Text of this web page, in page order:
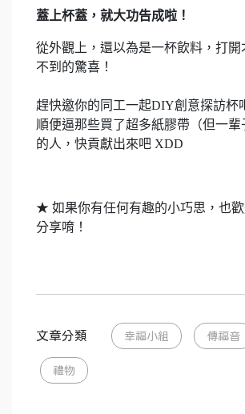
蓋上杯蓋，就大功告成啦！
從外觀上，還以為是一杯飲料，打開
不到的驚喜！
趕快邀你的同工一起DIY創意探訪杯
順便逼那些買了超多紙膠帶（但一輩
的人，快貢獻出來吧 XDD
★ 如果你有任何有趣的小巧思，也
分享唷！
文章分類 幸福小組 傳福音
禮物